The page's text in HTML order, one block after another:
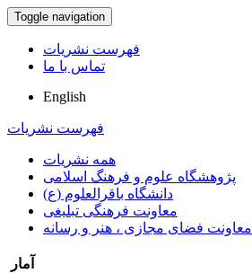
Toggle navigation
فهرست نشریات
تماس با ما
English
فهرست نشریات
همه نشریات
پژوهشگاه علوم و فرهنگ اسلامی
دانشگاه باقرالعلوم (ع)
معاونت فرهنگی تبلیغی
معاونت فضای مجازی ، هنر و رسانه
آمار